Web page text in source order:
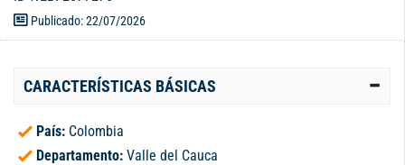
Publicado: 22/07/2026
CARACTERÍSTICAS BÁSICAS
País: Colombia
Departamento: Valle del Cauca